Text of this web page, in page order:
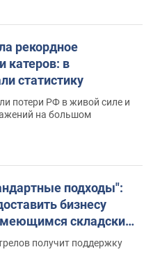
рекордное
катеров: в
статистику
потери РФ в живой силе и
на большом
подходы":
бизнесу
складским
получит поддержку